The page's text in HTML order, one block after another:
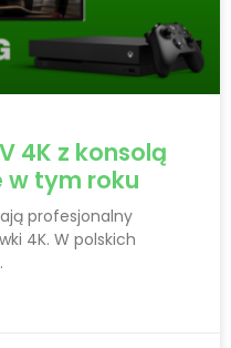
4K z konsolą
w tym roku
profesjonalny
4K. W polskich